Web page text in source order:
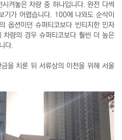
켜놓은 차량 중 하나입니다. 완전 다썩
가 어렵습니다. 100에 나와도 순삭이
옵션이던 슈퍼티코보다 빈티지한 민자
량의 경우 슈퍼티코보다 훨씬 더 높은
다.
을 치룬 뒤 서류상의 이전을 위해 서울